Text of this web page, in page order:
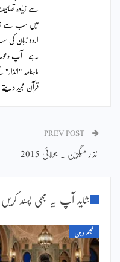
سے زیادہ
میں سب سے
اردو زبان کی
ہے۔ آپ دعوت
ماہنامہ
قرآن مجید
انذار میگزین ۔ جولائی 2015
شاید آپ یہ بھی پسند کریں
فہم دین